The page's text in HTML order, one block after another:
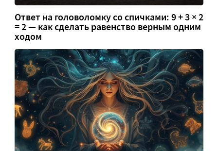
Ответ на головоломку со спичками: 9 + 3 × 2
= 2 — как сделать равенство верным одним
ходом